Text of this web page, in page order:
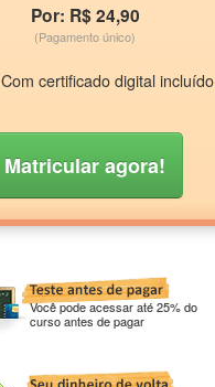
Por: R$ 24,90
(Pagamento único)
Com certificado digital incluído
Matricular agora!
Você pode acessar até 25% do
curso antes de pagar